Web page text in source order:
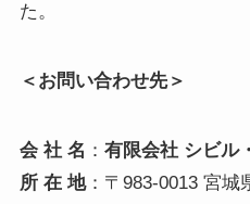
た。
＜お問い合わせ先＞
会 社 名 ： 有限会社 シビル
所 在 地：〒983-0013 宮城